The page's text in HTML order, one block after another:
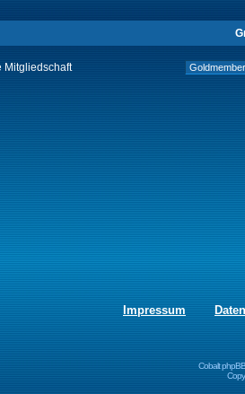
Mitgliedschaft
Impressum
Cobalt